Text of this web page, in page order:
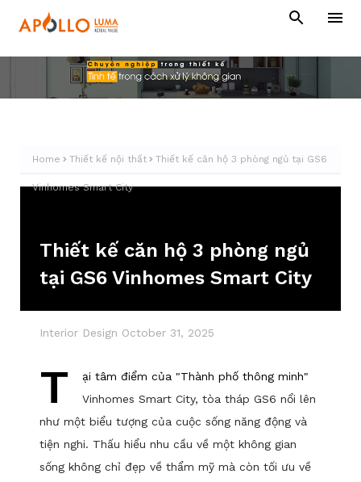
Home Thiết kế nội thất Thiết kế căn hộ 3 phòng ngủ tại GS6
Vinhomes Smart City
Thiết kế căn hộ 3 phòng ngủ
tại GS6 Vinhomes Smart City
Interior Design October 31, 2025
T
ại tâm điểm của "Thành phố thông minh"
Vinhomes Smart City, tòa tháp GS6 nổi lên
như một biểu tượng của cuộc sống năng động và
tiện nghi. Thấu hiểu nhu cầu về một không gian
sống không chỉ đẹp về thẩm mỹ mà còn tối ưu về